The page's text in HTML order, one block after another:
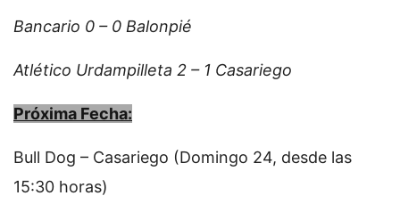
Bancario 0 – 0 Balonpié
Atlético Urdampilleta 2 – 1 Casariego
Próxima Fecha:
Bull Dog – Casariego (Domingo 24, desde las
15:30 horas)